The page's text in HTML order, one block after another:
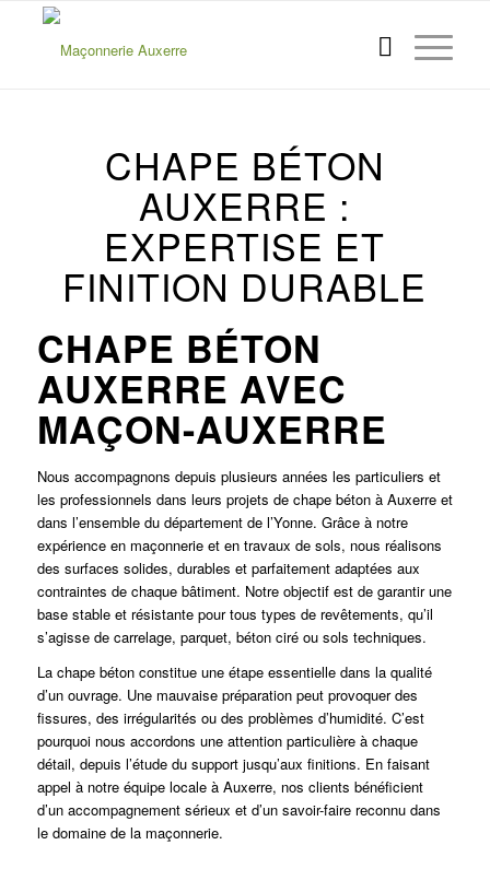
CHAPE BÉTON
AUXERRE :
EXPERTISE ET
FINITION DURABLE
CHAPE BÉTON
AUXERRE AVEC
MAÇON-AUXERRE
Nous accompagnons depuis plusieurs années les particuliers et
les professionnels dans leurs projets de chape béton à Auxerre et
dans l’ensemble du département de l’Yonne. Grâce à notre
expérience en maçonnerie et en travaux de sols, nous réalisons
des surfaces solides, durables et parfaitement adaptées aux
contraintes de chaque bâtiment. Notre objectif est de garantir une
base stable et résistante pour tous types de revêtements, qu’il
s’agisse de carrelage, parquet, béton ciré ou sols techniques.
La chape béton constitue une étape essentielle dans la qualité
d’un ouvrage. Une mauvaise préparation peut provoquer des
fissures, des irrégularités ou des problèmes d’humidité. C’est
pourquoi nous accordons une attention particulière à chaque
détail, depuis l’étude du support jusqu’aux finitions. En faisant
appel à notre équipe locale à Auxerre, nos clients bénéficient
d’un accompagnement sérieux et d’un savoir-faire reconnu dans
le domaine de la maçonnerie.